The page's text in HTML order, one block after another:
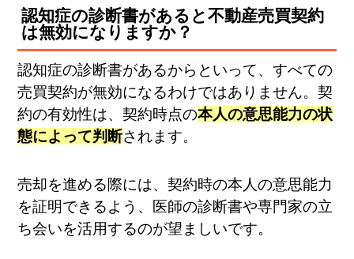
認知症の診断書があると不動産売買契約
は無効になりますか？
認知症の診断書があるからといって、すべての
売買契約が無効になるわけではありません。契
約の有効性は、契約時点の本人の意思能力の状
態によって判断されます。
売却を進める際には、契約時の本人の意思能力
を証明できるよう、医師の診断書や専門家の立
ち会いを活用するのが望ましいです。